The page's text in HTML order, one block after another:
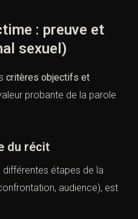
: preuve et
sexuel)
critères objectifs et
probante de la parole
du récit
différentes étapes de la
audience), est